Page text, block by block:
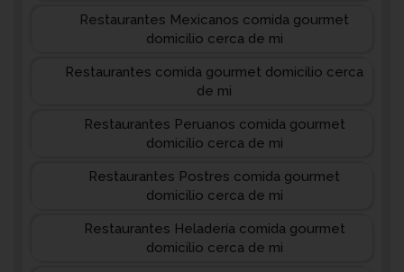
Restaurantes Mexicanos comida gourmet
domicilio cerca de mi
Restaurantes comida gourmet domicilio cerca
de mi
Restaurantes Peruanos comida gourmet
domicilio cerca de mi
Restaurantes Postres comida gourmet
domicilio cerca de mi
Restaurantes Heladería comida gourmet
domicilio cerca de mi